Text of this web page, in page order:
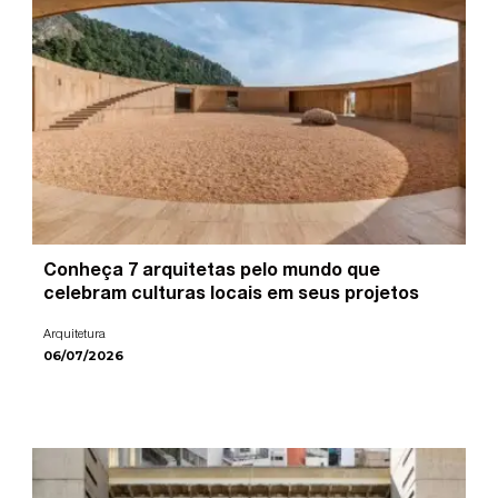
Conheça 7 arquitetas pelo mundo que
celebram culturas locais em seus projetos
Arquitetura
06/07/2026